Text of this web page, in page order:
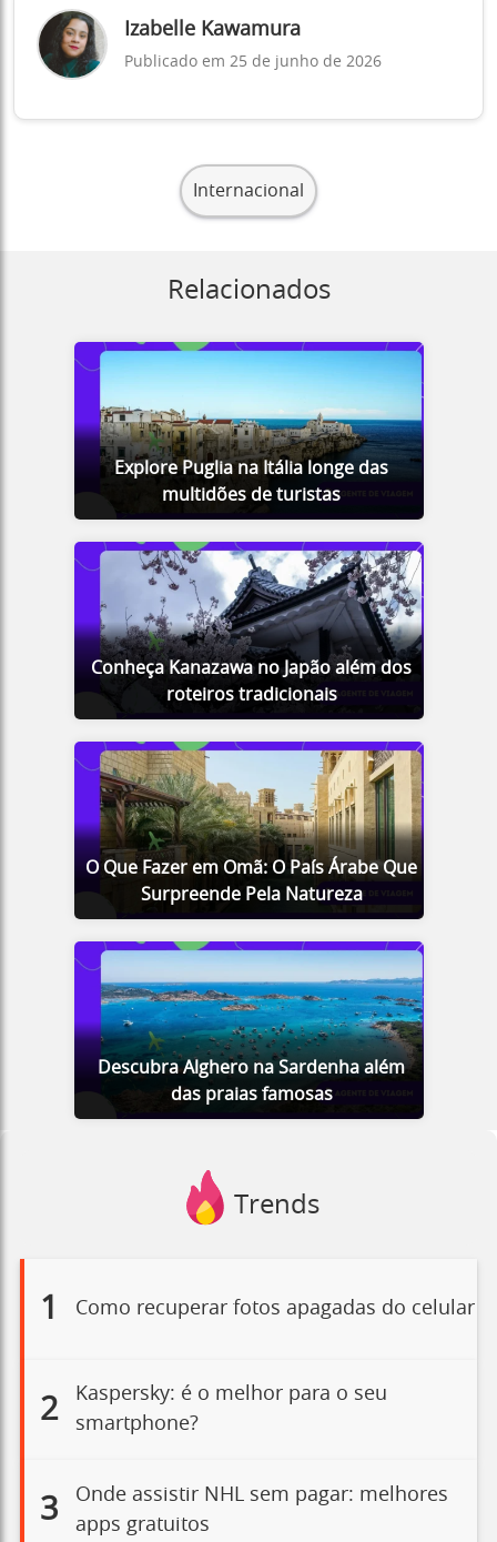
Izabelle Kawamura
Publicado em 25 de junho de 2026
Internacional
Relacionados
Explore Puglia na Itália longe das
multidões de turistas
Conheça Kanazawa no Japão além dos
roteiros tradicionais
O Que Fazer em Omã: O País Árabe Que
Surpreende Pela Natureza
Descubra Alghero na Sardenha além
das praias famosas
Trends
1 Como recuperar fotos apagadas do celular
2
Kaspersky: é o melhor para o seu
smartphone?
3
Onde assistir NHL sem pagar: melhores
apps gratuitos